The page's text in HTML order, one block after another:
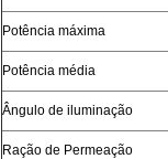
Potência máxima
Potência média
Ângulo de iluminação
Ração de Permeação